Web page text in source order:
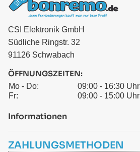
CSI Elektronik GmbH
Südliche Ringstr. 32
91126 Schwabach
ÖFFNUNGSZEITEN:
Mo - Do:
09:00 - 16:30 Uhr
Fr:
09:00 - 15:00 Uhr
Informationen
ZAHLUNGSMETHODEN